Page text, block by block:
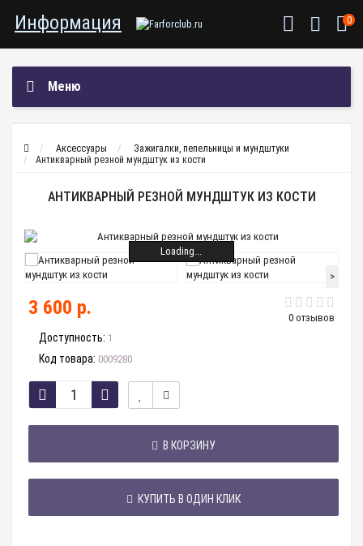
Информация 0
Меню
Аксессуары
Зажигалки, пепельницы и мундштуки
Антикварный резной мундштук из кости
АНТИКВАРНЫЙ РЕЗНОЙ МУНДШТУК ИЗ КОСТИ
Loading...
>
0 отзывов
3 600 р.
Доступность: 1
Код товара: 0009280
В КОРЗИНУ
КУПИТЬ В ОДИН КЛИК